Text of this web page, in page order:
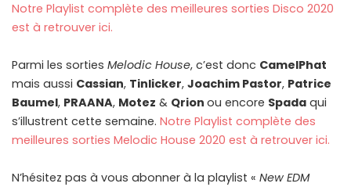
Notre Playlist complète des meilleures sorties Disco 2020
est à retrouver ici.
Parmi les sorties Melodic House, c’est donc CamelPhat
mais aussi Cassian, Tinlicker, Joachim Pastor, Patrice
Baumel, PRAANA, Motez & Qrion ou encore Spada qui
s’illustrent cette semaine. Notre Playlist complète des
meilleures sorties Melodic House 2020 est à retrouver ici.
N’hésitez pas à vous abonner à la playlist « New EDM